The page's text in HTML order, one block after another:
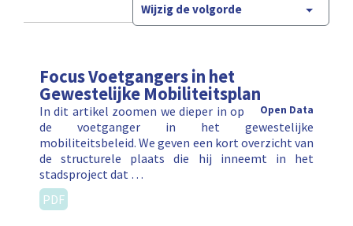
Wijzig de volgorde
Focus Voetgangers in het
Gewestelijke Mobiliteitsplan
Open Data
In dit artikel zoomen we dieper in op
de voetganger in het gewestelijke
mobiliteitsbeleid. We geven een kort overzicht van
de structurele plaats die hij inneemt in het
stadsproject dat …
PDF